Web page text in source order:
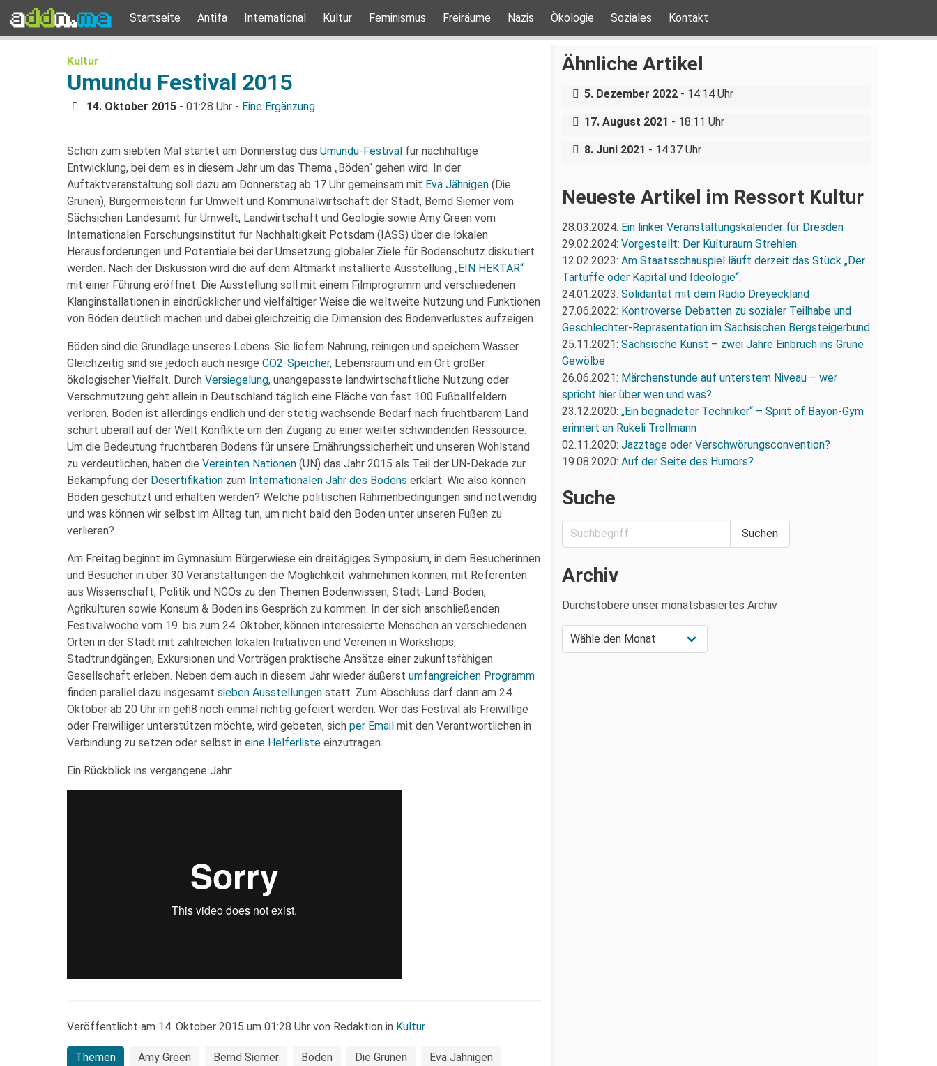
Startseite Antifa International Kultur Feminismus Freiräume Nazis Ökologie Soziales Kontakt
Kultur
Umundu Festival 2015
14. Oktober 2015 - 01:28 Uhr - Eine Ergänzung
Schon zum siebten Mal startet am Donnerstag das Umundu-Festival für nachhaltige
Entwicklung, bei dem es in diesem Jahr um das Thema „Böden“ gehen wird. In der
Auftaktveranstaltung soll dazu am Donnerstag ab 17 Uhr gemeinsam mit Eva Jähnigen (Die
Grünen), Bürgermeisterin für Umwelt und Kommunalwirtschaft der Stadt, Bernd Siemer vom
Sächsichen Landesamt für Umwelt, Landwirtschaft und Geologie sowie Amy Green vom
Internationalen Forschungsinstitut für Nachhaltigkeit Potsdam (IASS) über die lokalen
Herausforderungen und Potentiale bei der Umsetzung globaler Ziele für Bodenschutz diskutiert
werden. Nach der Diskussion wird die auf dem Altmarkt installierte Ausstellung „EIN HEKTAR“
mit einer Führung eröffnet. Die Ausstellung soll mit einem Filmprogramm und verschiedenen
Klanginstallationen in eindrücklicher und vielfältiger Weise die weltweite Nutzung und Funktionen
von Böden deutlich machen und dabei gleichzeitig die Dimension des Bodenverlustes aufzeigen.
Böden sind die Grundlage unseres Lebens. Sie liefern Nahrung, reinigen und speichern Wasser.
Gleichzeitig sind sie jedoch auch riesige CO2-Speicher, Lebensraum und ein Ort großer
ökologischer Vielfalt. Durch Versiegelung, unangepasste landwirtschaftliche Nutzung oder
Verschmutzung geht allein in Deutschland täglich eine Fläche von fast 100 Fußballfeldern
verloren. Boden ist allerdings endlich und der stetig wachsende Bedarf nach fruchtbarem Land
schürt überall auf der Welt Konflikte um den Zugang zu einer weiter schwindenden Ressource.
Um die Bedeutung fruchtbaren Bodens für unsere Ernährungssicherheit und unseren Wohlstand
zu verdeutlichen, haben die Vereinten Nationen (UN) das Jahr 2015 als Teil der UN-Dekade zur
Bekämpfung der Desertifikation zum Internationalen Jahr des Bodens erklärt. Wie also können
Böden geschützt und erhalten werden? Welche politischen Rahmenbedingungen sind notwendig
und was können wir selbst im Alltag tun, um nicht bald den Boden unter unseren Füßen zu
verlieren?
Am Freitag beginnt im Gymnasium Bürgerwiese ein dreitägiges Symposium, in dem Besucherinnen
und Besucher in über 30 Veranstaltungen die Möglichkeit wahrnehmen können, mit Referenten
aus Wissenschaft, Politik und NGOs zu den Themen Bodenwissen, Stadt-Land-Boden,
Agrikulturen sowie Konsum & Boden ins Gespräch zu kommen. In der sich anschließenden
Festivalwoche vom 19. bis zum 24. Oktober, können interessierte Menschen an verschiedenen
Orten in der Stadt mit zahlreichen lokalen Initiativen und Vereinen in Workshops,
Stadtrundgängen, Exkursionen und Vorträgen praktische Ansätze einer zukunftsfähigen
Gesellschaft erleben. Neben dem auch in diesem Jahr wieder äußerst umfangreichen Programm
finden parallel dazu insgesamt sieben Ausstellungen statt. Zum Abschluss darf dann am 24.
Oktober ab 20 Uhr im geh8 noch einmal richtig gefeiert werden. Wer das Festival als Freiwillige
oder Freiwilliger unterstützen möchte, wird gebeten, sich per Email mit den Verantwortlichen in
Verbindung zu setzen oder selbst in eine Helferliste einzutragen.
Ein Rückblick ins vergangene Jahr:
Veröffentlicht am 14. Oktober 2015 um 01:28 Uhr von Redaktion in Kultur
Themen Amy Green Bernd Siemer Boden Die Grünen Eva Jähnigen
Ähnliche Artikel
SolidarischeAktion auf dem Dresdner
Weihnachtsmarkt
5. Dezember 2022- 14:14 Uhr
Wahlhelfer:innen in Pirna attackiert
17. August 2021 - 18:11 Uhr
Machen statt warten! – Aktionstag für
Pop-up-Radwege
8. Juni 2021 - 14:37 Uhr
Neueste Artikel im Ressort Kultur
28.03.2024: Ein linker Veranstaltungskalender für Dresden
29.02.2024: Vorgestellt: Der Kulturaum Strehlen.
12.02.2023: Am Staatsschauspiel läuft derzeit das Stück „Der
Tartuffe oder Kapital und Ideologie“.
24.01.2023: Solidarität mit dem Radio Dreyeckland
27.06.2022: Kontroverse Debatten zu sozialer Teilhabe und
Geschlechter-Repräsentation im Sächsischen Bergsteigerbund
25.11.2021: Sächsische Kunst – zwei Jahre Einbruch ins Grüne
Gewölbe
26.06.2021: Märchenstunde auf unterstem Niveau – wer
spricht hier über wen und was?
23.12.2020: „Ein begnadeter Techniker“ – Spirit of Bayon-Gym
erinnert an Rukeli Trollmann
02.11.2020: Jazztage oder Verschwörungsconvention?
19.08.2020: Auf der Seite des Humors?
Suche
Archiv
Durchstöbere unser monatsbasiertes Archiv